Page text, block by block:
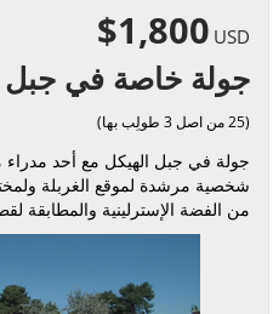
$1,800 USD
جولة خاصة في جبل
(25 من اصل 3 طولِب بها)
جولة في جبل الهيكل مع أحد مدراء
شخصية مرشدة لموقع الغربلة
من الفضة الإسترلينية والمطابقة